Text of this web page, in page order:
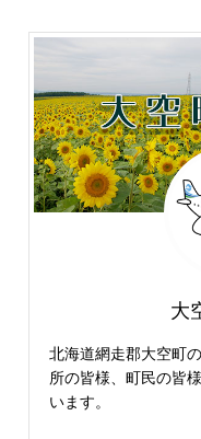
大
北海道網走郡大空町
所の皆様、町民の皆
います。